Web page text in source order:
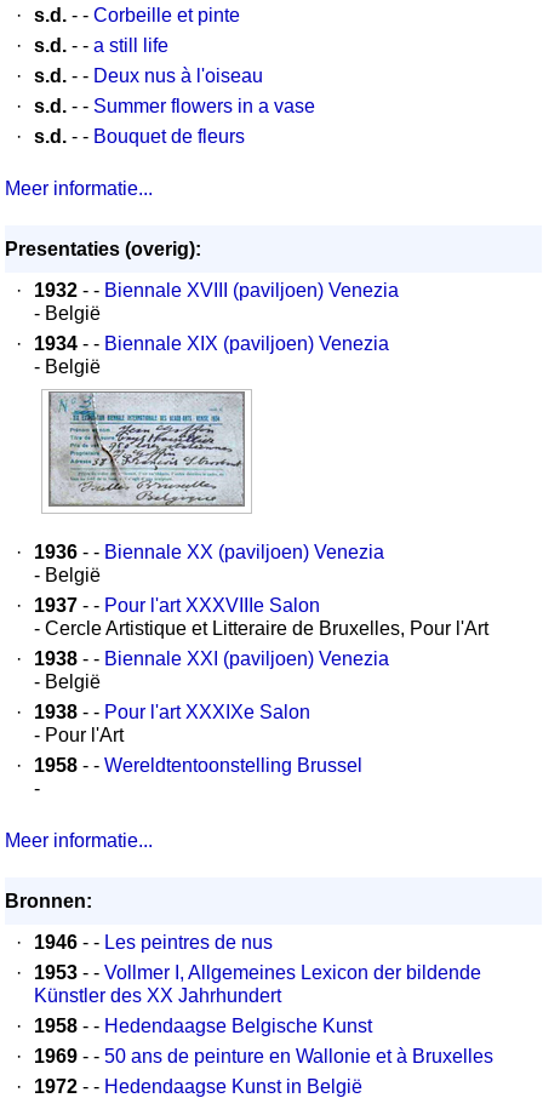
·
s.d. - - Corbeille et pinte
·
s.d. - - a still life
·
s.d. - - Deux nus à l'oiseau
·
s.d. - - Summer flowers in a vase
·
s.d. - - Bouquet de fleurs
Meer informatie...
Presentaties (overig):
·
1932 - - Biennale XVIII (paviljoen) Venezia
- België
·
1934 - - Biennale XIX (paviljoen) Venezia
- België
· 1936 - - Biennale XX (paviljoen) Venezia
- België
·
1937 - - Pour l'art XXXVIIIe Salon
- Cercle Artistique et Litteraire de Bruxelles, Pour l'Art
·
1938 - - Biennale XXI (paviljoen) Venezia
- België
·
1938 - - Pour l'art XXXIXe Salon
- Pour l'Art
·
1958 - - Wereldtentoonstelling Brussel
-
Meer informatie...
Bronnen:
·
1946 - - Les peintres de nus
·
1953 - - Vollmer I, Allgemeines Lexicon der bildende
Künstler des XX Jahrhundert
·
1958 - - Hedendaagse Belgische Kunst
·
1969 - - 50 ans de peinture en Wallonie et à Bruxelles
·
1972 - - Hedendaagse Kunst in België